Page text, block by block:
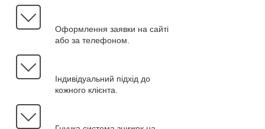
Оформлення заявки на сайті
або за телефоном.
Індивідуальний підхід до
кожного клієнта.